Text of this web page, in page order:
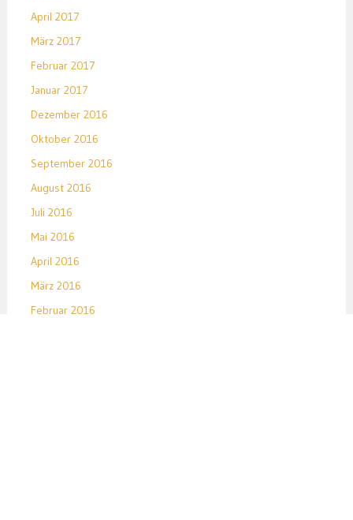
April 2017
März 2017
Februar 2017
Januar 2017
Dezember 2016
Oktober 2016
September 2016
August 2016
Juli 2016
Mai 2016
April 2016
März 2016
Februar 2016